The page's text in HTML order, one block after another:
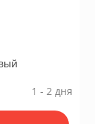
1 - 2 дня